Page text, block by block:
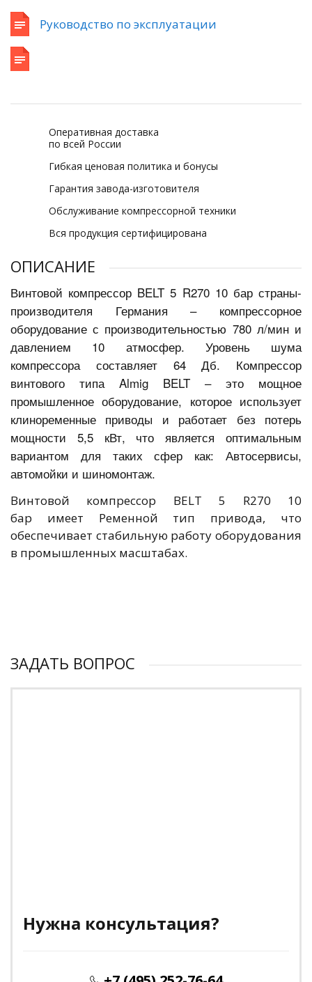
Руководство по эксплуатации
Оперативная доставка
по всей России
Гибкая ценовая политика и бонусы
Гарантия завода-изготовителя
Обслуживание компрессорной техники
Вся продукция сертифицирована
ОПИСАНИЕ
Винтовой компрессор BELT 5 R270 10 бар страны-
производителя Германия – компрессорное
оборудование с производительностью 780 л/мин и
давлением 10 атмосфер. Уровень шума
компрессора составляет 64Дб. Компрессор
винтового типа Almig BELT – это мощное
промышленное оборудование, которое использует
клиноременные приводы и работает без потерь
мощности 5,5 кВт, что является оптимальным
вариантом для таких сфер как: Автосервисы,
автомойки и шиномонтаж.
Винтовой компрессор BELT 5 R270 10
бар имеет Ременной тип привода, что
обеспечивает стабильную работу оборудования
в промышленных масштабах.
ЗАДАТЬ ВОПРОС
Нужна консультация?